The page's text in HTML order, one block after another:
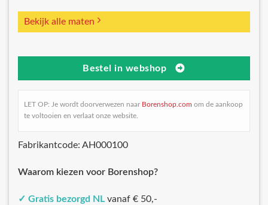
Bekijk alle maten
Bestel in webshop
LET OP: Je wordt doorverwezen naar Borenshop.com om de aankoop
te voltooien en verlaat onze website.
Fabrikantcode: AH000100
Waarom kiezen voor Borenshop?
✓ Gratis bezorgd NL vanaf € 50,-